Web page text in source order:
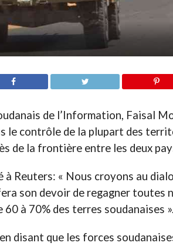
de l’Information, Faisal
le contrôle de la plupart des
de la frontière entre les deux
à Reuters: « Nous croyons au
son devoir de regagner toutes
60 à 70% des terres soudanaises ».
disant que les forces